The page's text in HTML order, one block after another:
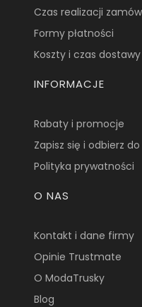
Czas realizacji
Formy płatności
Koszty i czas dostawy
INFORMACJE
Rabaty i promocje
Zapisz się i odbierz
Polityka prywatności
O NAS
Kontakt i dane firmy
Opinie Trustmate
O ModaTrusky
Blog